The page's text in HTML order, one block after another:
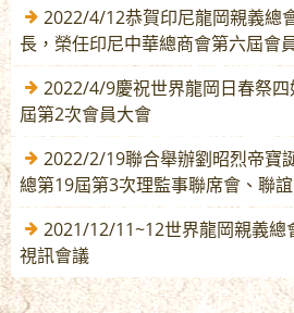
2022/4/12恭賀印尼龍岡親義總
長，榮任印尼中華總商會第六屆會
2022/4/9慶祝世界龍岡日春祭
屆第2次會員大會
2022/2/19聯合舉辦劉昭烈帝寶
總第19屆第3次理監事聯席會、聯誼
2021/12/11~12世界龍岡親義總
視訊會議